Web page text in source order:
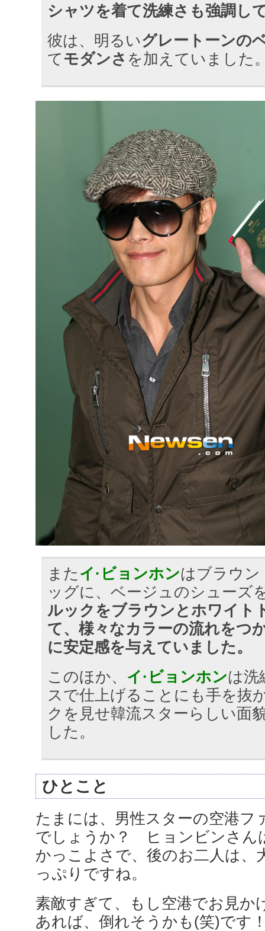
シャツを着て洗練さも強調し
彼は、明るいグレートーンの
て モダンさ を加えていました
またイ·ビョンホンはブラウ
ッグに、ベージュのシューズ
ルックをブラウンとホワイト
て、様々なカラーの流れをつ
に安定感を与えていました。
このほか、 イ·ビョンホンは洗
スで仕上げることにも手を抜
クを見せ韓流スターらしい面
した。
ひとこと
たまには、男性スターの空港フ
でしょうか？ ヒョンビンさん
かっこよさで、後のお二人は、
っぷりですね。
素敵すぎて、もし空港でお見か
あれば、倒れそうかも(笑)です